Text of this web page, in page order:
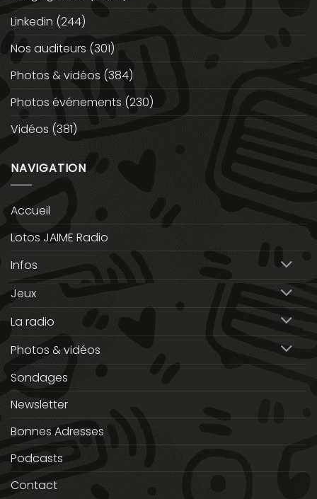
Linkedin (244)
Nos auditeurs (301)
Photos & vidéos (384)
Photos événements (230)
Vidéos (381)
NAVIGATION
Accueil
Lotos JAIME Radio
Infos
Jeux
La radio
Photos & vidéos
Sondages
Newsletter
Bonnes Adresses
Podcasts
Contact